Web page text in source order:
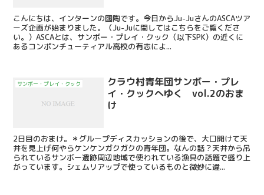
こんにちは、インターンの國陶です。今日からJu-JuさんのASCAツア
ーズ企画が始まりました。（Ju-Juに関してはこちらをご覧くださ
い。）ASCAとは、サンボー・プレイ・クック（以下SPK）の近くに
あるコンポンチューティアル高校の有志によ...
サンボー・プレイ・クック
クラウ村青年団サンボー・プレ
イ・クックへゆく vol.2のおま
け
2日目のおまけ。＊グループディスカッションの後で、大口開けて天
井を見上げ何やらケンケンガクガクの青年団。なんの話？天井から吊
られているサンボー遺跡周辺地域で使われている漁具の話題で盛り上
がっています。シェムリアップで使っているものと微妙に違...